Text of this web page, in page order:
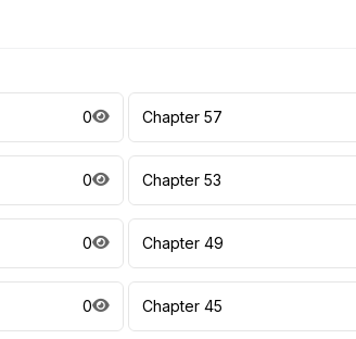
0 Chapter 57
0 Chapter 53
0 Chapter 49
0 Chapter 45